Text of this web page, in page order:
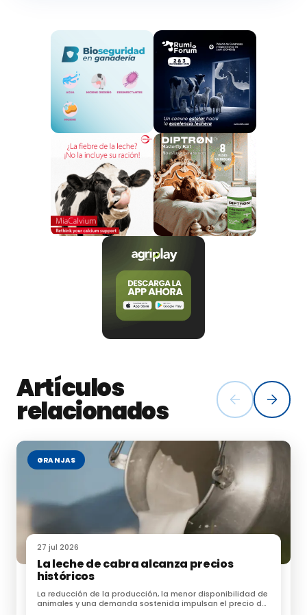
Fuente: agrodigital.com
Artículos
relacionados
GRANJAS
27 jul 2026
La leche de cabra alcanza precios
históricos
La reducción de la producción, la menor disponibilidad de
animales y una demanda sostenida impulsan el precio de